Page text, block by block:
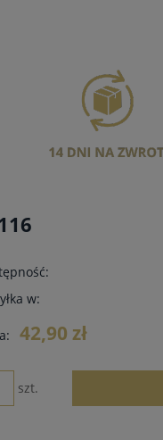
w:
42,90 zł
szt.